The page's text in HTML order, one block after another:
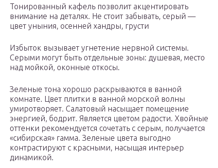
Тонированный кафель позволит акцентировать
внимание на деталях. Не стоит забывать, серый —
цвет уныния, осенней хандры, грусти
Избыток вызывает угнетение нервной системы.
Серыми могут быть отдельные зоны: душевая, место
над мойкой, оконные откосы.
Зеленые тона хорошо раскрываются в ванной
комнате. Цвет плитки в ванной морской волны
умиротворяет. Салатовый насыщает помещение
энергией, бодрит. Является цветом радости. Хвойные
оттенки рекомендуется сочетать с серым, получается
«сибирская» гамма. Зеленые цвета выгодно
контрастируют с красными, насыщая интерьер
динамикой.